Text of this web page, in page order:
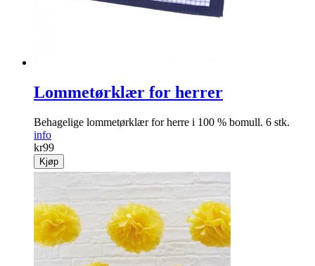
Lommetørklær for herrer
Behagelige lommetørklær for herre i 100 % bomull. 6 stk.
info
kr99
Kjøp